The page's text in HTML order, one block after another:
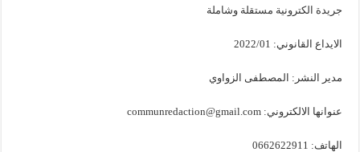
جريدة الكترونية مستقلة وشاملة
الايداع القانوني: 2022/01
مدير النشر: المصطفى الزواوي
عنوانها الالكتروني: communredaction@gmail.com
الهاتف: 0662622911